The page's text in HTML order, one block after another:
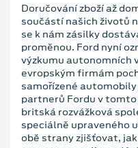
Doručování zboží až
součástí našich životů
se k nám zásilky
proměnou. Ford nyní
výzkumu autonomních
evropským firmám
samořízené automobily
partnerů Fordu v
britská rozvážková
speciálně upraveného
obě strany zjišťovat,